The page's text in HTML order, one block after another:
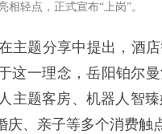
相轻点，正式宣布“上岗”。
主题分享中提出，酒
这一理念，岳阳铂尔
主题客房、机器人智
、亲子等多个消费触